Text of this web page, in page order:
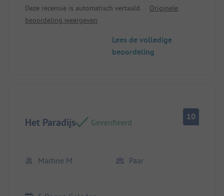
Deze recensie is automatisch vertaald.
Originele
beoordeling weergeven
Lees de volledige
beoordeling
Het Paradijs Geverifieerd
10
Martine M Paar